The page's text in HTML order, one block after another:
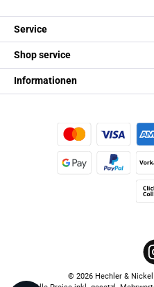
Service
Shop service
Informationen
Kredit- oder
© 2026 Hechler &